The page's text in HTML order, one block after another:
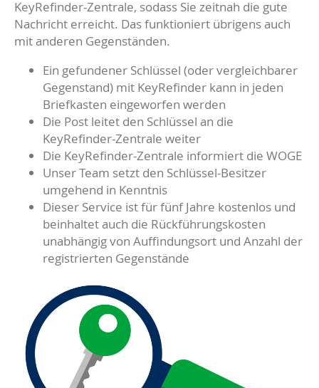
KeyRefinder-Zentrale, sodass Sie zeitnah die gute
Nachricht erreicht. Das funktioniert übrigens auch
mit anderen Gegenständen.
Ein gefundener Schlüssel (oder vergleichbarer
Gegenstand) mit KeyRefinder kann in jeden
Briefkasten eingeworfen werden
Die Post leitet den Schlüssel an die
KeyRefinder-Zentrale weiter
Die KeyRefinder-Zentrale informiert die WOGE
Unser Team setzt den Schlüssel-Besitzer
umgehend in Kenntnis
Dieser Service ist für fünf Jahre kostenlos und
beinhaltet auch die Rückführungskosten
unabhängig von Auffindungsort und Anzahl der
registrierten Gegenstände